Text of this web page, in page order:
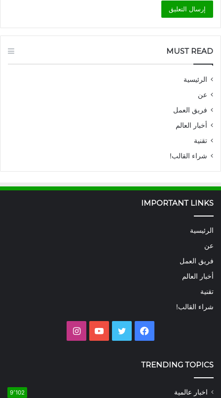
MUST READ
الرئيسية
عن
فريق العمل
أخبار العالم
تقنية
شراء القالب!
IMPORTANT LINKS
الرئيسية
عن
فريق العمل
أخبار العالم
تقنية
شراء القالب!
فيسبوك تويتر يوتيوب
TRENDING TOPICS
اخبار عالمية 9٬102